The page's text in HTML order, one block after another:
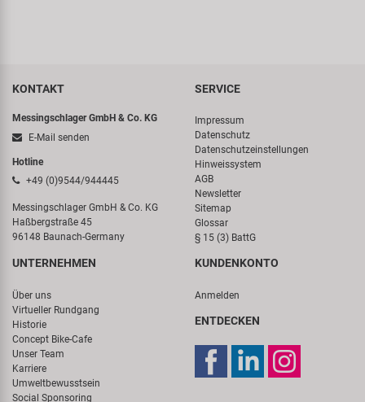
KONTAKT
Messingschlager GmbH & Co. KG
E-Mail senden
Hotline
+49 (0)9544/944445
Messingschlager GmbH & Co. KG
Haßbergstraße 45
96148 Baunach-Germany
SERVICE
Impressum
Datenschutz
Datenschutzeinstellungen
Hinweissystem
AGB
Newsletter
Sitemap
Glossar
§ 15 (3) BattG
UNTERNEHMEN
Über uns
Virtueller Rundgang
Historie
Concept Bike-Cafe
Unser Team
Karriere
Umweltbewusstsein
Social Sponsoring
KUNDENKONTO
Anmelden
ENTDECKEN